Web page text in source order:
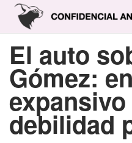
El auto
Gómez:
debilidad